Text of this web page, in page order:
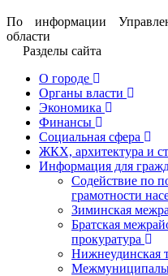
По информации
области
Разделы сайта
О городе
Органы власти
Экономика
Финансы
Социальная сфера
ЖКХ, архитектура и
Информация для
Содействие по
грамотности
Зиминская
Братская
прокуратура
Нижнеудинская